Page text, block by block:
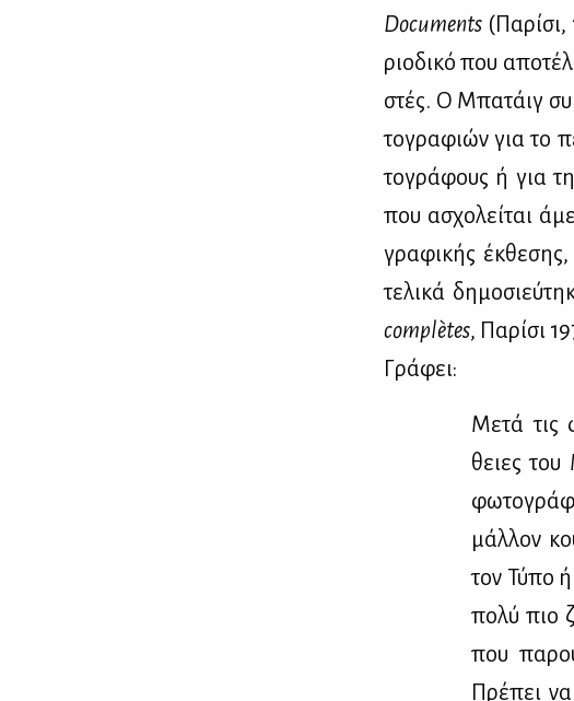
Documents
ριο­δι­κό που
στές. Ο Μπα­τάιγ
το­γρα­φιών για το
το­γρά­φους ή για
που ασχο­λεί­ται
γρα­φι­κής
τε­λι­κά
complètes, Πα­ρί­σι
Γρά­φει:
Με­τά τις
θειες του
μάλ­λον
τον Τύ­πο
πο­λύ πιο
που
Πρέ­πει